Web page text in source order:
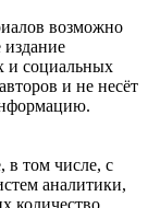
возможно
издание
и социальных
и не несёт
в том числе, с
аналитики,
количество